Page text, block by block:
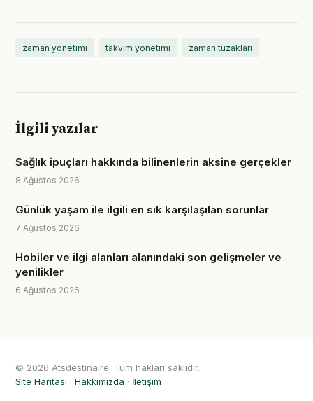
zaman yönetimi takvim yönetimi zaman tuzakları
İlgili yazılar
Sağlık ipuçları hakkında bilinenlerin aksine gerçekler
8 Ağustos 2026
Günlük yaşam ile ilgili en sık karşılaşılan sorunlar
7 Ağustos 2026
Hobiler ve ilgi alanları alanındaki son gelişmeler ve
yenilikler
6 Ağustos 2026
© 2026 Atsdestinaire. Tüm hakları saklıdır.
Site Haritası · Hakkımızda · İletişim